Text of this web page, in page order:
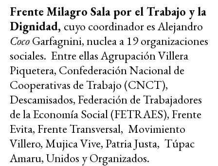
Frente Milagro Sala por el Trabajo y la
Dignidad, cuyo coordinador es Alejandro
CocoGarfagnini, nuclea a 19 organizaciones
sociales. Entre ellas Agrupación Villera
Piquetera, Confederación Nacional de
Cooperativas de Trabajo (CNCT),
Descamisados, Federación de Trabajadores
de la Economía Social (FETRAES), Frente
Evita, Frente Transversal, Movimiento
Villero, Mujica Vive, Patria Justa, Túpac
Amaru, Unidos y Organizados.